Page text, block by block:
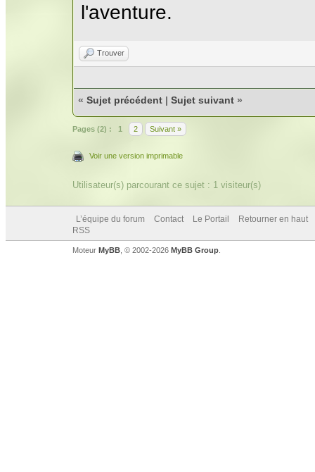
l'aventure.
Trouver
« Sujet précédent | Sujet suivant »
Pages (2) : 1 2 Suivant »
Voir une version imprimable
Utilisateur(s) parcourant ce sujet : 1 visiteur(s)
L’équipe du forum Contact Le Portail
Retourner en haut
RSS
Moteur MyBB , © 2002-2026 MyBB Group